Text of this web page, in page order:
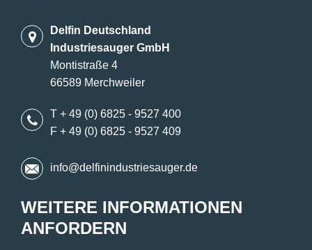
Delfin Deutschland
Industriesauger GmbH
Montistraße 4
66589 Merchweiler
T + 49 (0) 6825 - 9527 400
F + 49 (0) 6825 - 9527 409
info@delfinindustriesauger.de
WEITERE INFORMATIONEN
ANFORDERN